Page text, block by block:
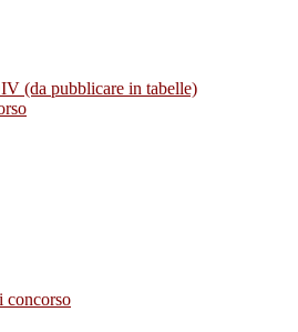
(da pubblicare in tabelle)
concorso